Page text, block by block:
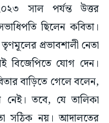
সাল পর্যন্ত উত্তর
ছিলেন কবিতা।
তৃণমূলের প্রভাবশালী নেতা
বিজেপিতে যোগ দেন।
বাড়িতে গেলে বলেন,
নেই। তবে, যে তালিকা
সঠিক নয়। আদালতের